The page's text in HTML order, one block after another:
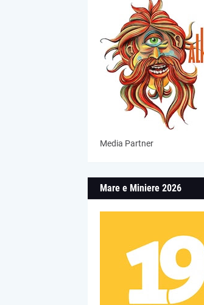
Media Partner
Mare e Miniere 2026